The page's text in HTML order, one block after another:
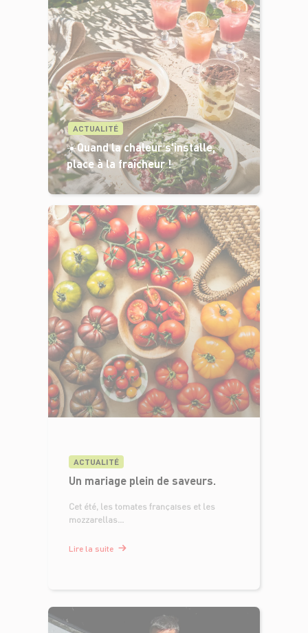
ACTUALITÉ
☀️Quand la chaleur s'installe,
place à la fraîcheur !
ACTUALITÉ
Un mariage plein de saveurs.
Cet été, les tomates françaises et les
mozzarellas...
Lire la suite